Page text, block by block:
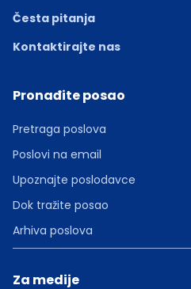
Česta pitanja
Kontaktirajte nas
Pronađite posao
Pretraga poslova
Poslovi na email
Upoznajte poslodavce
Dok tražite posao
Arhiva poslova
Za medije